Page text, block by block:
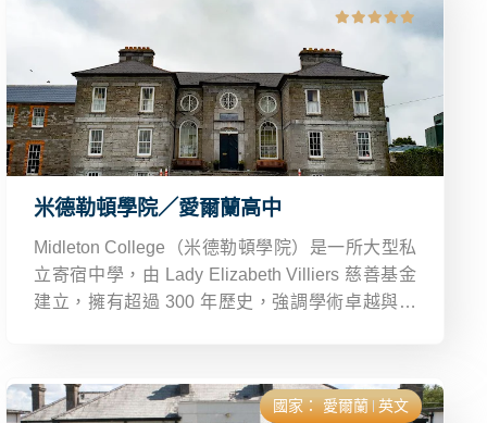
米德勒頓學院／愛爾蘭高中
Midleton College（米德勒頓學院）是一所大型私
立寄宿中學，由 Lady Elizabeth Villiers 慈善基金
建立，擁有超過 300 年歷史，強調學術卓越與全
國家： 愛爾蘭 英文